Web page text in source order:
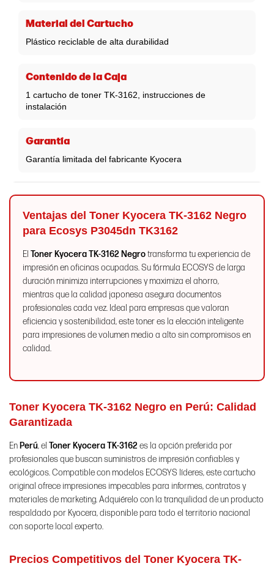
Material del Cartucho
Plástico reciclable de alta durabilidad
Contenido de la Caja
1 cartucho de toner TK-3162, instrucciones de
instalación
Garantía
Garantía limitada del fabricante Kyocera
Ventajas del Toner Kyocera TK-3162 Negro
para Ecosys P3045dn TK3162
El Toner Kyocera TK-3162 Negrotransforma tu experiencia de
impresión en oficinas ocupadas. Su fórmula ECOSYS de larga
duración minimiza interrupciones y maximiza el ahorro,
mientras que la calidad japonesa asegura documentos
profesionales cada vez. Ideal para empresas que valoran
eficiencia y sostenibilidad, este toner es la elección inteligente
para impresiones de volumen medio a alto sin compromisos en
calidad.
Toner Kyocera TK-3162 Negro en Perú: Calidad
Garantizada
En Perú, el Toner Kyocera TK-3162 es la opción preferida por
profesionales que buscan suministros de impresión confiables y
ecológicos. Compatible con modelos ECOSYS líderes, este cartucho
original ofrece impresiones impecables para informes, contratos y
materiales de marketing. Adquiérelo con la tranquilidad de un producto
respaldado por Kyocera, disponible para todo el territorio nacional
con soporte local experto.
Precios Competitivos del Toner Kyocera TK-